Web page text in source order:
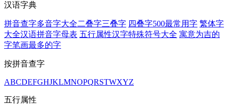
汉语字典
拼音查字多音字大全二叠字三叠字 四叠字500最常用字 繁体字
大全汉语拼音字母表 五行属性汉字特殊符号大全 寓意为吉的
字笔画最多的字
按拼音查字
ABCDEFGHJKLMNOPQRSTWXYZ
五行属性